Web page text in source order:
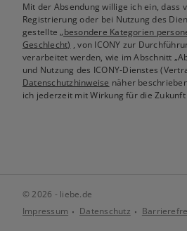
Mit der Absendung willige ich ein, dass
Registrierung oder bei Nutzung des
gestellte„besondere Kategorien
Geschlecht) , von ICONY zur
verarbeitet werden, wie im Abschnitt
und Nutzung des ICONY-Dienstes
Datenschutzhinweise näher
ich jederzeit mit Wirkung für die
© 2026 - liebe.de
Impressum
Datenschutz